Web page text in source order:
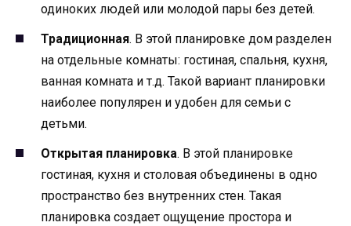
одиноких людей или молодой пары без детей.
Традиционная. В этой планировке дом разделен
на отдельные комнаты: гостиная, спальня, кухня,
ванная комната и т.д. Такой вариант планировки
наиболее популярен и удобен для семьи с
детьми.
Открытая планировка. В этой планировке
гостиная, кухня и столовая объединены в одно
пространство без внутренних стен. Такая
планировка создает ощущение простора и